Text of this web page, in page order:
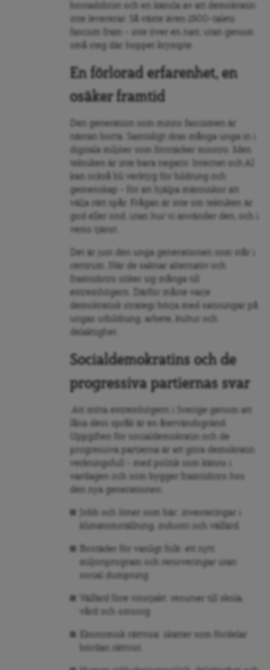
bostadsbrist och en känsla av att demokratin
inte levererar. Så växte även 1900-talets
fascism fram – inte över en natt, utan genom
små steg där hoppet krympte.
En förlorad erfarenhet, en
osäker framtid
Den generation som minns fascismen är
nästan borta. Samtidigt dras många unga in i
digitala miljöer som förstärker misstro. Men
tekniken är inte bara negativ. Internet och AI
kan också bli verktyg för bildning och
gemenskap – för att hjälpa människor att
välja rätt spår. Frågan är inte om tekniken är
god eller ond, utan hur vi använder den, och i
vems tjänst.
Det är just den unga generationen som står i
centrum. När de saknar alternativ och
framtidstro söker sig många till
extremhögern. Därför måste varje
demokratisk strategi börja med satsningar på
ungas utbildning, arbete, kultur och
delaktighet.
Socialdemokratins och de
progressiva partiernas svar
Att möta extremhögern i Sverige genom att
låna dess språk är en återvändsgränd.
Uppgiften för socialdemokratin och de
progressiva partierna är att göra demokratin
verkningsfull – med politik som känns i
vardagen och som bygger framtidstro hos
den nya generationen:
Jobb och löner som bär: investeringar i
klimatomställning, industri och välfärd.
Bostäder för vanligt folk: ett nytt
miljonprogram och renoveringar utan
social dumpning.
Välfärd före vinstjakt: resurser till skola,
Ekonomisk rättvisa: skatter som fördelar
bördan rättvist.